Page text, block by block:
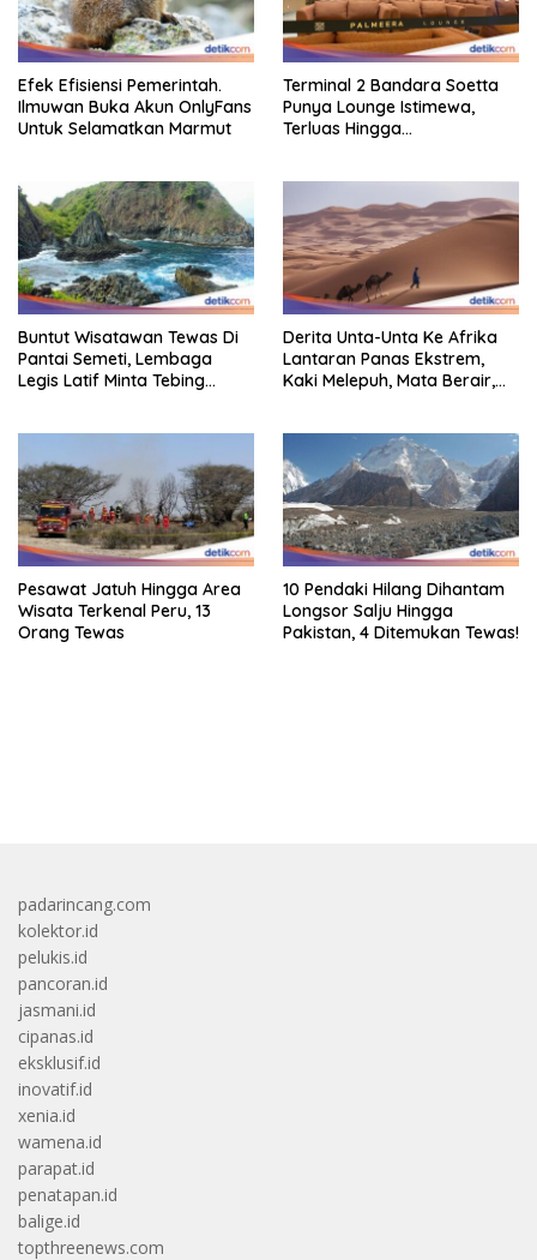
Efek Efisiensi Pemerintah.
Ilmuwan Buka Akun OnlyFans
Untuk Selamatkan Marmut
Terminal 2 Bandara Soetta
Punya Lounge Istimewa,
Terluas Hingga
Buntut Wisatawan Tewas Di
Pantai Semeti, Lembaga
Legis Latif Minta Tebing
Derita Unta-Unta Ke Afrika
Lantaran Panas Ekstrem,
Kaki Melepuh, Mata Berair,
Pesawat Jatuh Hingga Area
Wisata Terkenal Peru, 13
Orang Tewas
10 Pendaki Hilang Dihantam
Longsor Salju Hingga
Pakistan, 4 Ditemukan Tewas!
padarincang.com
kolektor.id
pelukis.id
pancoran.id
jasmani.id
cipanas.id
eksklusif.id
inovatif.id
xenia.id
wamena.id
parapat.id
penatapan.id
balige.id
topthreenews.com